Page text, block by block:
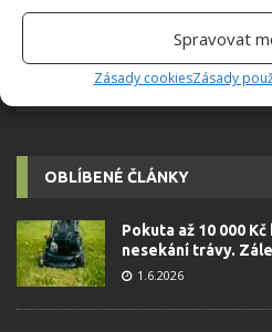
Spravovat
Zásady cookiesZásady
OBLÍBENÉ ČLÁNKY
Pokuta až 10 000
nesekání trávy.
1.6.2026